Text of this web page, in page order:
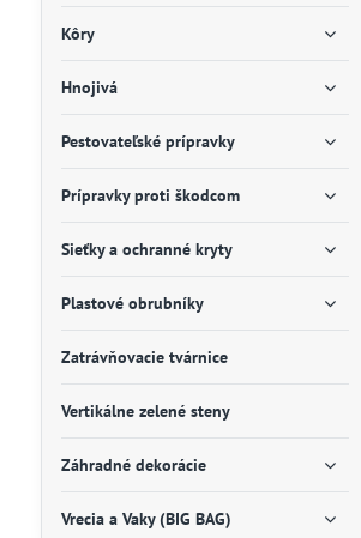
Kôry
Hnojivá
Pestovateľské prípravky
Prípravky proti škodcom
Sieťky a ochranné kryty
Plastové obrubníky
Zatrávňovacie tvárnice
Vertikálne zelené steny
Záhradné dekorácie
Vrecia a Vaky (BIG BAG)